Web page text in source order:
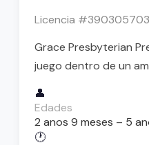
Licencia #390305703
Grace Presbyterian
juego dentro de un
👤
Edades
2 anos 9 meses – 5
🕐